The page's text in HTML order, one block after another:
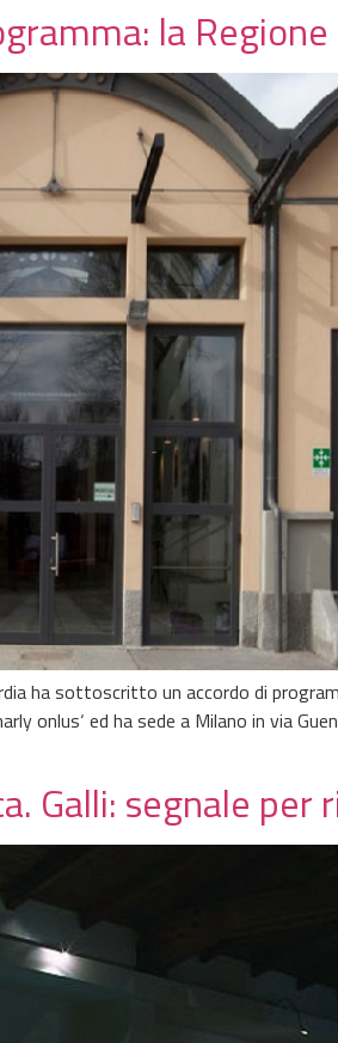
la
ha sottoscritto un accordo di
onlus‘ ed ha sede a Milano in via
Galli: segnale per